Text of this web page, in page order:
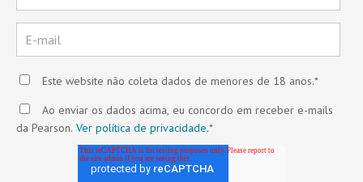
Este website não coleta dados de menores de 18 anos.*
Ao enviar os dados acima, eu concordo em receber e-mails
da Pearson. Ver política de privacidade.*